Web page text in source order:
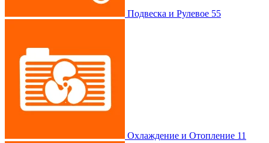
Подвеска и Рулевое 55
Охлаждение и Отопление 11